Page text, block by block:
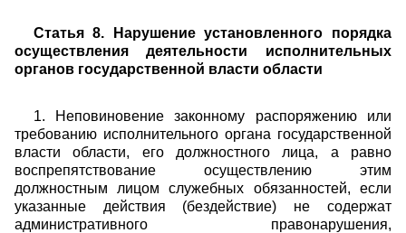
Статья 8. Нарушение установленного порядка
осуществления деятельности исполнительных
органов государственной власти области
1. Неповиновение законному распоряжению или
требованию исполнительного органа государственной
власти области, его должностного лица, а равно
воспрепятствование осуществлению этим
должностным лицом служебных обязанностей, если
указанные действия (бездействие) не содержат
административного правонарушения,